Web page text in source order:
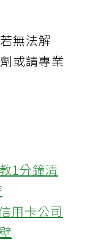
無法解
或請專業
1分鐘清
用卡公司